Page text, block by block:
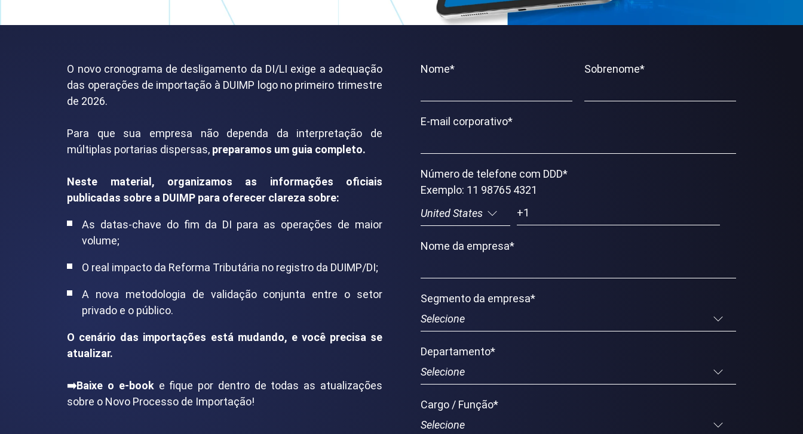
O novo cronograma de desligamento da DI/LI exige a adequação
das operações de importação à DUIMP logo no primeiro trimestre
de 2026.
Para que sua empresa não dependa da interpretação de
múltiplas portarias dispersas, preparamos um guia completo.
Neste material, organizamos as informações oficiais
publicadas sobre a DUIMP para oferecer clareza sobre:
As datas-chave do fim da DI para as operações de maior
volume;
O real impacto da Reforma Tributária no registro da DUIMP/DI;
A nova metodologia de validação conjunta entre o setor
privado e o público.
O cenário das importações está mudando, e você precisa se
atualizar.
➡️Baixe o e-booke fique por dentro de todas as atualizações
sobre o Novo Processo de Importação!
Nome* Sobrenome*
E-mail corporativo*
Número de telefone com DDD*
Exemplo: 11 98765 4321
Nome da empresa*
Segmento da empresa*
Departamento*
Cargo / Função*